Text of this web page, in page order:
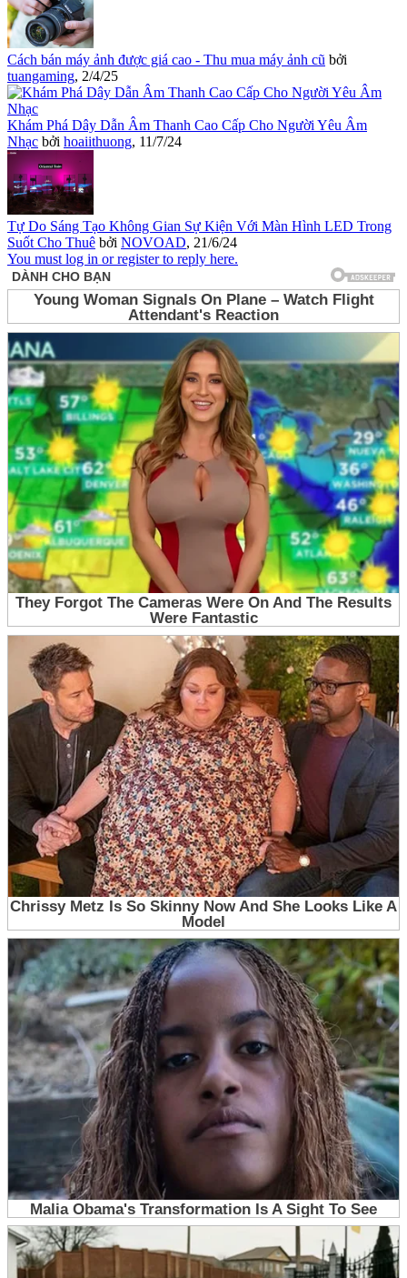
Cách bán máy ảnh được giá cao - Thu mua máy ảnh cũ bởi
tuangaming, 2/4/25
Khám Phá Dây Dẫn Âm Thanh Cao Cấp Cho Người Yêu Âm
Nhạc bởi hoaiithuong, 11/7/24
Tự Do Sáng Tạo Không Gian Sự Kiện Với Màn Hình LED Trong
Suốt Cho Thuê bởi NOVOAD, 21/6/24
You must log in or register to reply here.